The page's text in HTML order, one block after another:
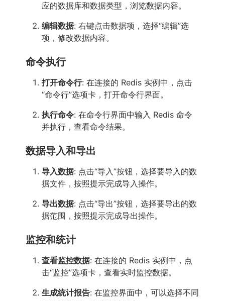
应的数据库和数据类型，浏览数据内容。
编辑数据: 右键点击数据项，选择“编辑”选
项，修改数据内容。
命令执行
打开命令行: 在连接的 Redis 实例中，点击
“命令行”选项卡，打开命令行界面。
执行命令: 在命令行界面中输入 Redis 命令
并执行，查看命令结果。
数据导入和导出
导入数据: 点击“导入”按钮，选择要导入的数
据文件，按照提示完成导入操作。
导出数据: 点击“导出”按钮，选择要导出的数
据范围，按照提示完成导出操作。
监控和统计
查看监控数据: 在连接的 Redis 实例中，点
击“监控”选项卡，查看实时监控数据。
生成统计报告: 在监控界面中，可以选择不同